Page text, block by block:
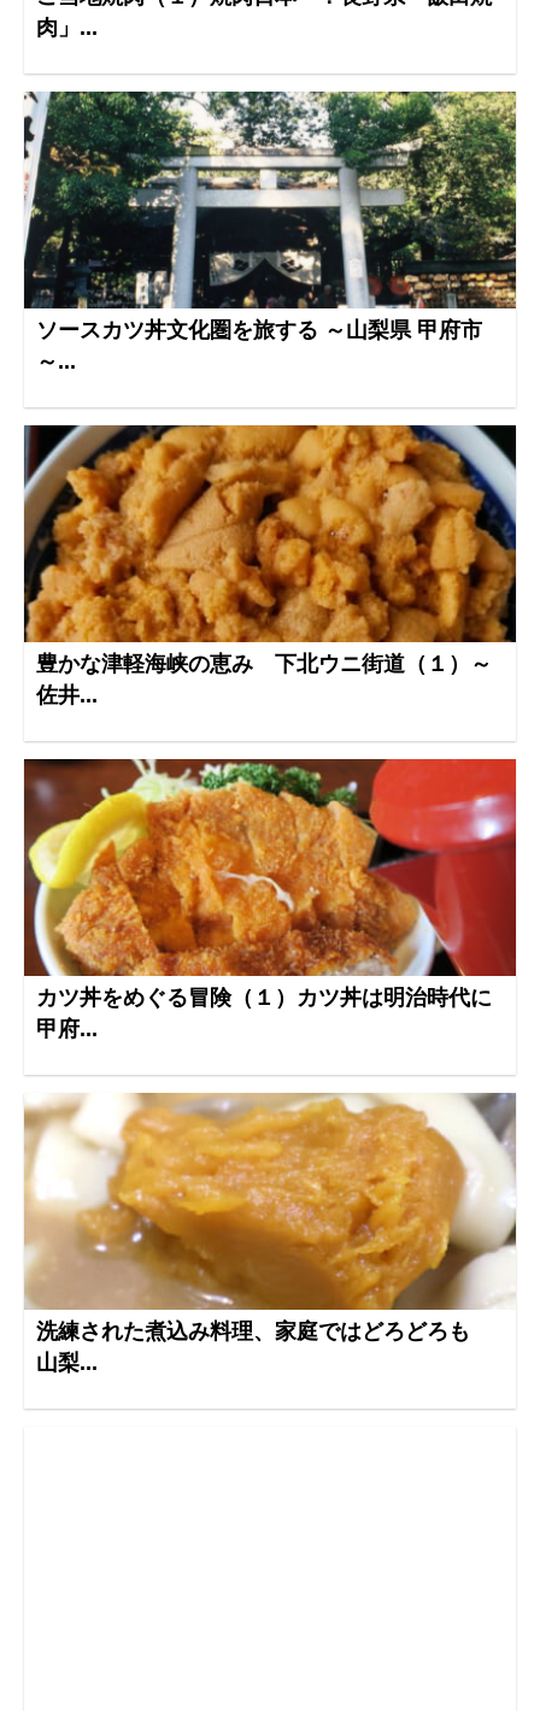
肉」...
ソースカツ丼文化圏を旅する ～山梨県 甲府市
～...
豊かな津軽海峡の恵み 下北ウニ街道（１）～
佐井...
カツ丼をめぐる冒険（１）カツ丼は明治時代に
甲府...
洗練された煮込み料理、家庭ではどろどろも
山梨...